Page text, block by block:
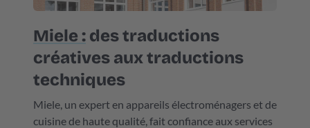
Miele : des traductions
créatives aux traductions
techniques
Miele, un expert en appareils électroménagers et de
cuisine de haute qualité, fait confiance aux services